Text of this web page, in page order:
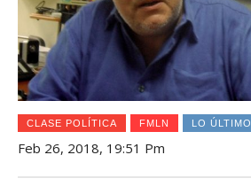
CLASE POLÍTICA FMLN LO ÚLTIMO
Feb 26, 2018, 19:51 Pm